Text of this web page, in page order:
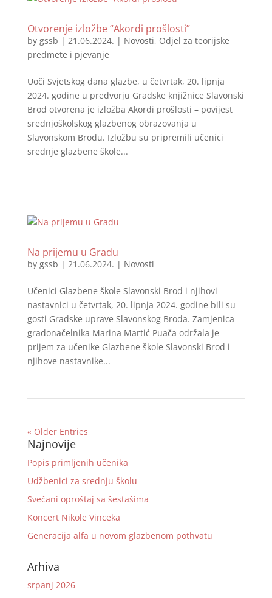
Otvorenje izložbe “Akordi prošlosti”
by gssb | 21.06.2024. | Novosti, Odjel za teorijske
predmete i pjevanje
Uoči Svjetskog dana glazbe, u četvrtak, 20. lipnja
2024. godine u predvorju Gradske knjižnice Slavonski
Brod otvorena je izložba Akordi prošlosti – povijest
srednjoškolskog glazbenog obrazovanja u
Slavonskom Brodu. Izložbu su pripremili učenici
srednje glazbene škole...
Na prijemu u Gradu
by gssb | 21.06.2024. | Novosti
Učenici Glazbene škole Slavonski Brod i njihovi
nastavnici u četvrtak, 20. lipnja 2024. godine bili su
gosti Gradske uprave Slavonskog Broda. Zamjenica
gradonačelnika Marina Martić Puača održala je
prijem za učenike Glazbene škole Slavonski Brod i
njihove nastavnike...
« Older Entries
Najnovije
Popis primljenih učenika
Udžbenici za srednju školu
Svečani oproštaj sa šestašima
Koncert Nikole Vinceka
Generacija alfa u novom glazbenom pothvatu
Arhiva
srpanj 2026